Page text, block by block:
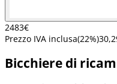
2483€
Prezzo IVA inclusa(22%)
Bicchiere di